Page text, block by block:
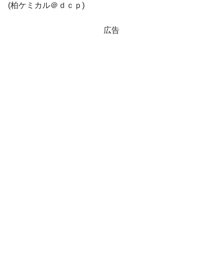
『Money1』
韓国「橋が落ちました」⇒ 耐久性「なさす
韓国鉄鋼最大手『POSCO』ズブズブ沈む。
(柏ケミカル＠ｄｃｐ)
広告